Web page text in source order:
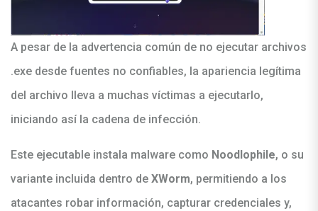
A pesar de la advertencia común de no ejecutar archivos
.exe desde fuentes no confiables, la apariencia legítima
del archivo lleva a muchas víctimas a ejecutarlo,
iniciando así la cadena de infección.
Este ejecutable instala malware como Noodlophile, o su
variante incluida dentro de XWorm, permitiendo a los
atacantes robar información, capturar credenciales y,